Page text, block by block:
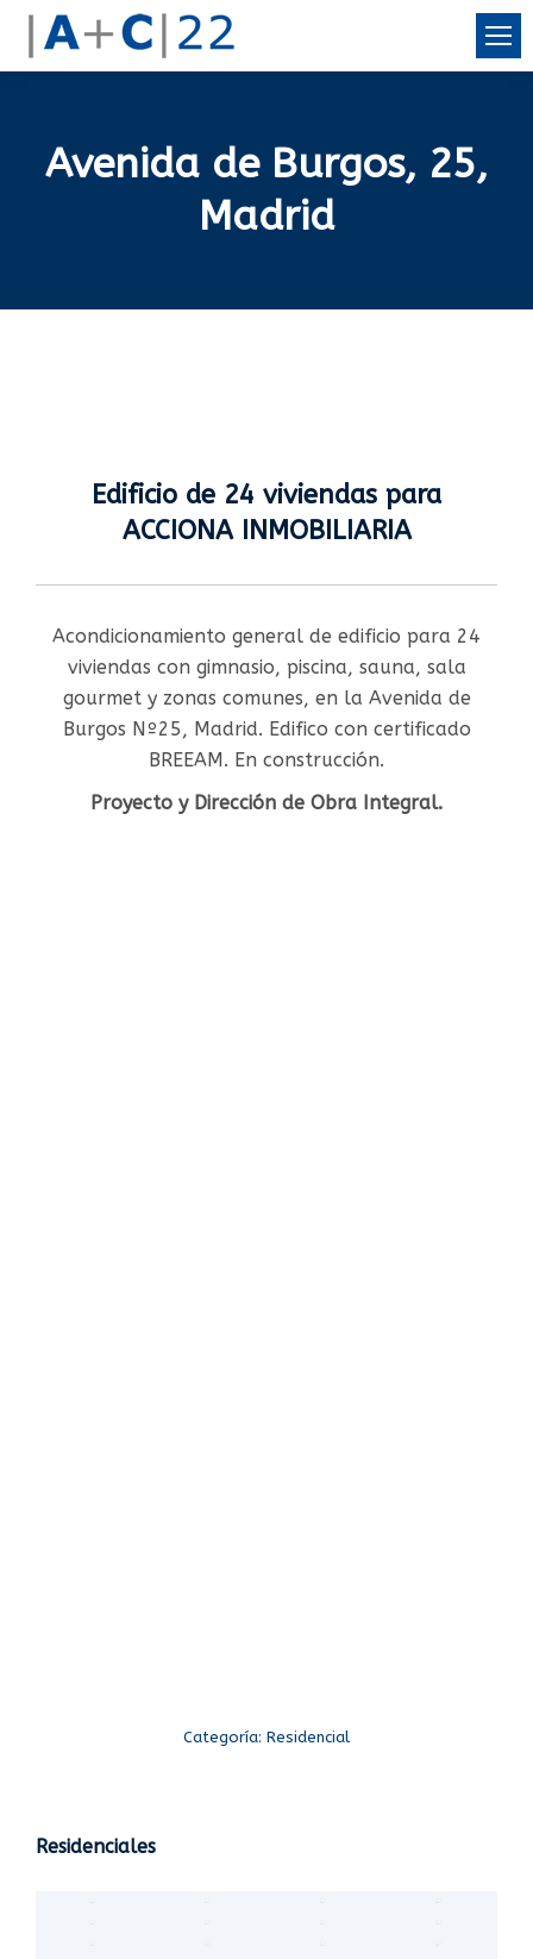
Avenida de Burgos, 25,
Madrid
Edificio de 24 viviendas para
ACCIONA INMOBILIARIA
Acondicionamiento general de edificio para 24
viviendas con gimnasio, piscina, sauna, sala
gourmet y zonas comunes, en la Avenida de
Burgos Nº25, Madrid. Edifico con certificado
BREEAM. En construcción.
Proyecto y Dirección de Obra Integral.
Categoría: Residencial
Residenciales